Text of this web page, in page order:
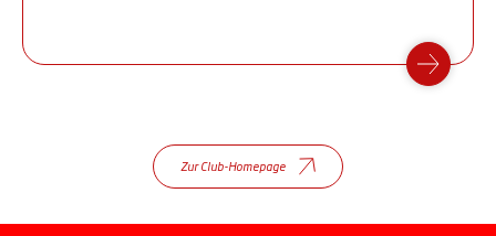
Zur Club-Homepage